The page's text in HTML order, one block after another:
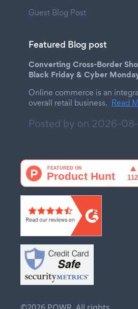
Guest Blog Post
Featured Blog post
Converting Cross-Border
Black Friday & Cyber
Online commerce is an
overall retail business. Read
Posted by on 2026-